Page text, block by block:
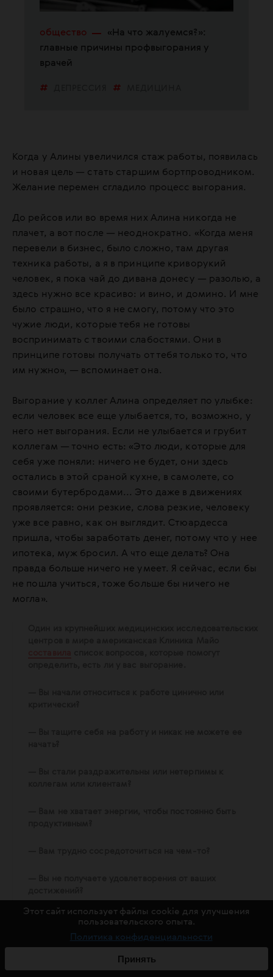
общество
«На что жалуемся?»:
главные причины профвыгорания у
врачей
Когда у Алины увеличился стаж работы, появилась
и новая цель — стать старшим бортпроводником.
Желание перемен сгладило процесс выгорания.
До рейсов или во время них Алина никогда не
плачет, а вот после — неоднократно. «Когда меня
перевели в бизнес, было сложно, там другая
техника работы, а я в принципе криворукий
человек, я пока чай до дивана донесу — разолью, а
здесь нужно все красиво: и вино, и домино. И мне
было страшно, что я не смогу, потому что это
чужие люди, которые тебя не готовы
воспринимать с твоими слабостями. Они в
принципе готовы получать от тебя только то, что
им нужно», — вспоминает она.
Выгорание у коллег Алина определяет по улыбке:
если человек все еще улыбается, то, возможно, у
него нет выгорания. Если не улыбается и грубит
коллегам — точно есть: «Это люди, которые для
себя уже поняли: ничего не будет, они здесь
остались в этой сраной кухне, в самолете, со
своими бутербродами... Это даже в движениях
проявляется: они резкие, слова резкие, человеку
уже все равно, как он выглядит. Стюардесса
пришла, чтобы заработать денег, потому что у нее
ипотека, муж бросил. А что еще делать? Она
правда больше ничего не умеет. Я сейчас, если бы
не пошла учиться, тоже больше бы ничего не
могла».
— Вы разочарованы своей работой?
— Вы употребляете еду, наркотики или алкоголь,
чтобы чувствовать себя лучше или просто ничего не
чувствовать?
Этот сайт использует файлы cookie для улучшения
пользовательского опыта.
Политика конфиденциальности
Принять